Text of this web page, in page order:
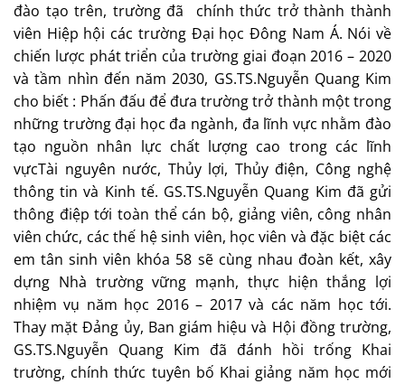
đào tạo trên, trường đã chính thức trở thành thành
viên Hiệp hội các trường Đại học Đông Nam Á. Nói về
chiến lược phát triển của trường giai đoạn 2016 – 2020
và tầm nhìn đến năm 2030, GS.TS.Nguyễn Quang Kim
cho biết : Phấn đấu để đưa trường trở thành một trong
những trường đại học đa ngành, đa lĩnh vực nhằm đào
tạo nguồn nhân lực chất lượng cao trong các lĩnh
vựcTài nguyên nước, Thủy lợi, Thủy điện, Công nghệ
thông tin và Kinh tế. GS.TS.Nguyễn Quang Kim đã gửi
thông điệp tới toàn thể cán bộ, giảng viên, công nhân
viên chức, các thế hệ sinh viên, học viên và đặc biệt các
em tân sinh viên khóa 58 sẽ cùng nhau đoàn kết, xây
dựng Nhà trường vững mạnh, thực hiện thắng lợi
nhiệm vụ năm học 2016 – 2017 và các năm học tới.
Thay mặt Đảng ủy, Ban giám hiệu và Hội đồng trường,
GS.TS.Nguyễn Quang Kim đã đánh hồi trống Khai
trường, chính thức tuyên bố Khai giảng năm học mới